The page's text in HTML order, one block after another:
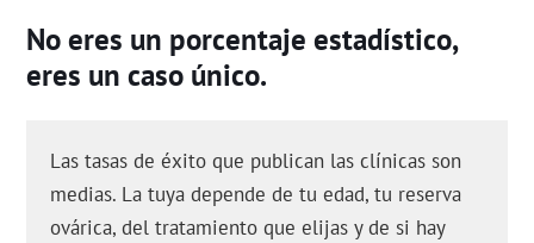
No eres un porcentaje estadístico,
eres un caso único.
Las tasas de éxito que publican las clínicas son
medias. La tuya depende de tu edad, tu reserva
ovárica, del tratamiento que elijas y de si hay